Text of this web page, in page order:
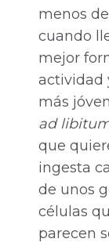
menos
cuando
mejor
actividad
más
ad
que
ingesta
de unos
células
parecen